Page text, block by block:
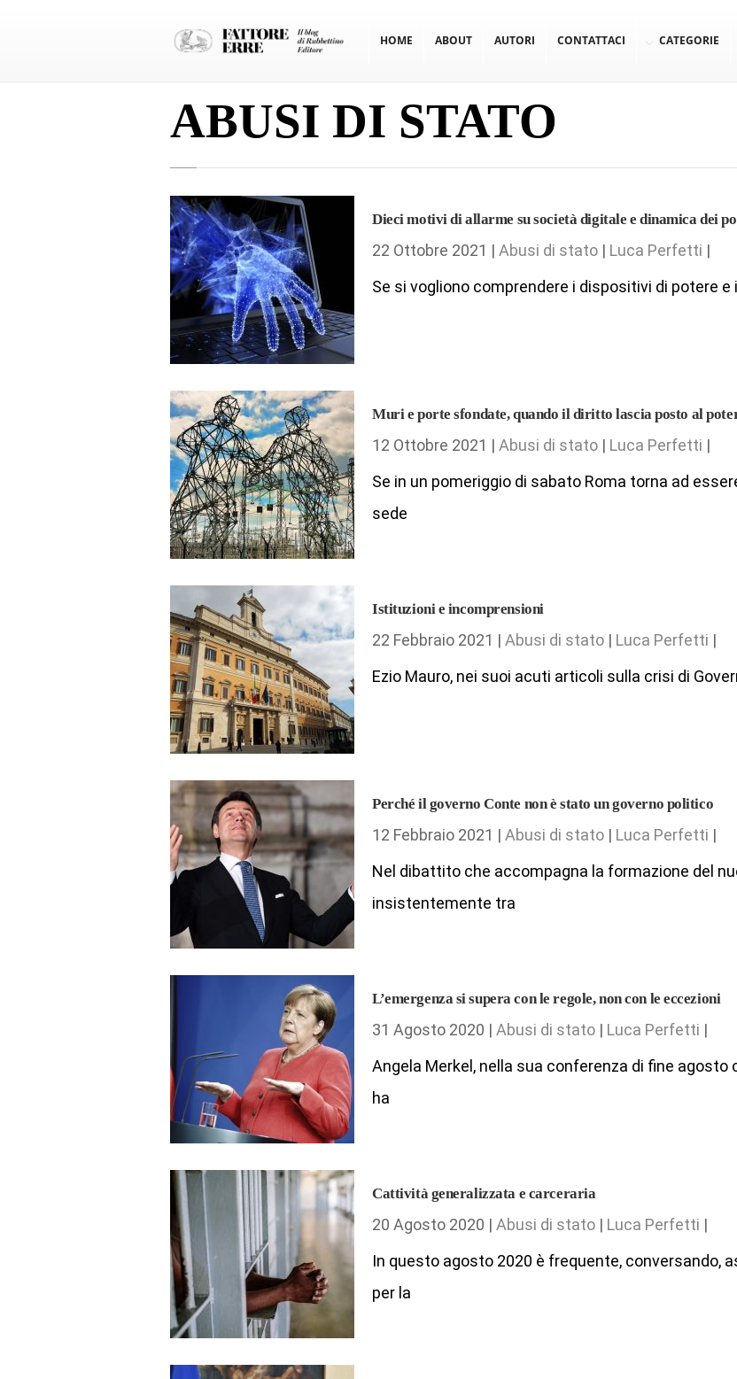
HOME ABOUT AUTORI CONTATTACI CATEGORIE
ABUSI DI STATO
Dieci motivi di allarme su società digitale e dinamica dei
22 Ottobre 2021 | Abusi di stato | Luca Perfetti |
Se si vogliono comprendere i dispositivi di potere
Muri e porte sfondate, quando il diritto lascia posto al
12 Ottobre 2021 | Abusi di stato | Luca Perfetti |
Se in un pomeriggio di sabato Roma torna ad
sede
Istituzioni e incomprensioni
22 Febbraio 2021 | Abusi di stato | Luca Perfetti |
Ezio Mauro, nei suoi acuti articoli sulla crisi di
Perché il governo Conte non è stato un governo politico
12 Febbraio 2021 | Abusi di stato | Luca Perfetti |
Nel dibattito che accompagna la formazione del
insistentemente tra
L’emergenza si supera con le regole, non con le eccezioni
31 Agosto 2020 | Abusi di stato | Luca Perfetti |
Angela Merkel, nella sua conferenza di fine agosto
ha
Cattività generalizzata e carceraria
20 Agosto 2020 | Abusi di stato | Luca Perfetti |
In questo agosto 2020 è frequente, conversando,
per la